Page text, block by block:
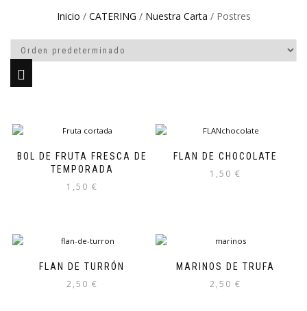
Inicio / CATERING / Nuestra Carta / Postres
BOL DE FRUTA FRESCA DE
TEMPORADA
1,50 €
FLAN DE CHOCOLATE
1,50 €
FLAN DE TURRÓN
2,50 €
MARINOS DE TRUFA
2,50 €